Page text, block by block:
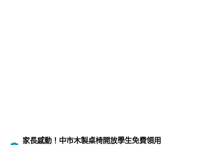
家長感動！中市木製桌椅開放學生免費領用